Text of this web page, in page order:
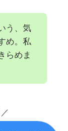
う、気
め。私
らめま